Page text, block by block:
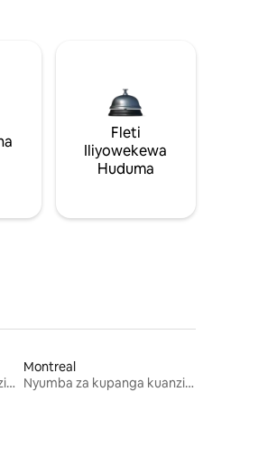
Fleti
Iliyowekewa
Huduma
Nyumba za kupanga kuanzia mwezi mmoja
Montreal
Nyumba za kupanga kuanzia mwezi mmoja